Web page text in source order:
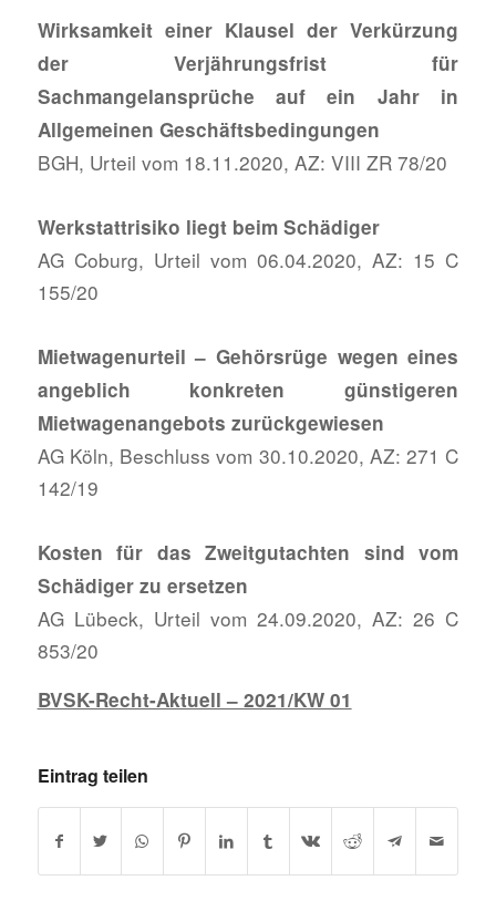
Wirksamkeit einer Klausel der Verkürzung
der Verjährungsfrist für
Sachmangelansprüche auf ein Jahr in
Allgemeinen Geschäftsbedingungen
BGH, Urteil vom 18.11.2020, AZ: VIII ZR 78/20
Werkstattrisiko liegt beim Schädiger
AG Coburg, Urteil vom 06.04.2020, AZ: 15 C
155/20
Mietwagenurteil – Gehörsrüge wegen eines
angeblich konkreten günstigeren
Mietwagenangebots zurückgewiesen
AG Köln, Beschluss vom 30.10.2020, AZ: 271 C
142/19
Kosten für das Zweitgutachten sind vom
Schädiger zu ersetzen
AG Lübeck, Urteil vom 24.09.2020, AZ: 26 C
853/20
BVSK-Recht-Aktuell – 2021/KW 01
Eintrag teilen